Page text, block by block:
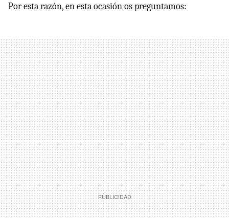
Por esta razón, en esta ocasión os preguntamos: